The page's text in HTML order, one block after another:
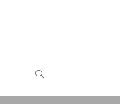
TOGGLE